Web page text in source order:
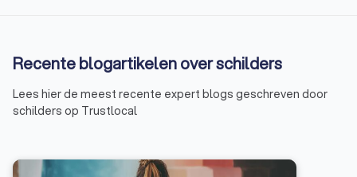
Recente blogartikelen over schilders
Lees hier de meest recente expert blogs geschreven door
schilders op Trustlocal